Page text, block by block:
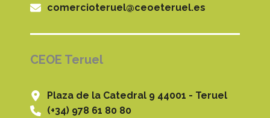
comercioteruel@ceoeteruel.es
CEOE Teruel
Plaza de la Catedral 9 44001 - Teruel
(+34) 978 61 80 80